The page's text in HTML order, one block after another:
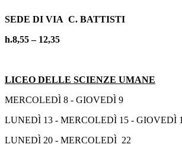
SEDE DI VIA C. BATTISTI
h.8,55 – 12,35
LICEO DELLE SCIENZE UMANE
MERCOLEDÌ 8 - GIOVEDÌ 9
LUNEDÌ 13 - MERCOLEDÌ 15 - GIOVEDÌ
LUNEDÌ 20 - MERCOLEDÌ 22